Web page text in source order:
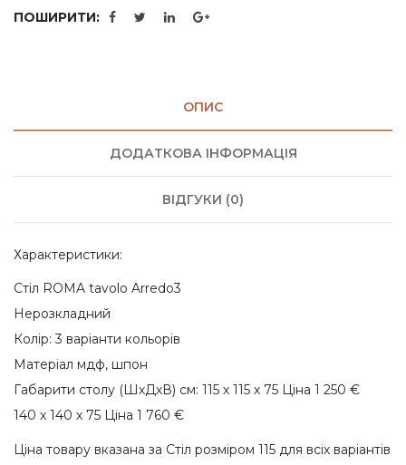
ПОШИРИТИ:
ОПИС
ДОДАТКОВА ІНФОРМАЦІЯ
ВІДГУКИ (0)
Характеристики:
Cтіл ROMA tavolo Arredo3
Нерозкладний
Колір: 3 варіанти кольорів
Матеріал мдф, шпон
Габарити столу (ШхДхВ) см: 115 х 115 х 75 Ціна 1 250 €
140 х 140 х 75 Ціна 1 760 €
Ціна товару вказана за Стіл розміром 115 для всіх варіантів